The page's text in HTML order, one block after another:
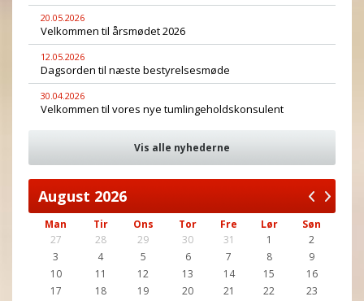
20.05.2026
Velkommen til årsmødet 2026
12.05.2026
Dagsorden til næste bestyrelsesmøde
30.04.2026
Velkommen til vores nye tumlingeholdskonsulent
Vis alle nyhederne
August 2026
Man Tir Ons Tor Fre Lør
Søn
27
28 29 30 31 1
2
3
4 5 6 7 8
9
10
11 12 13 14 15
16
17
18 19 20 21 22 23